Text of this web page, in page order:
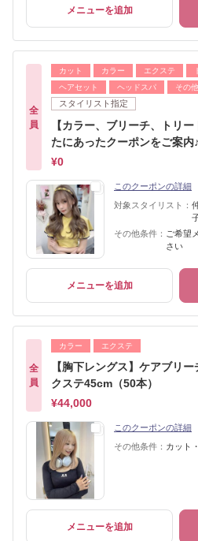
メニューを追加
全
員
カット カラー エクステ
ヘアセット
ヘッドスパ その他
スタイリスト指定
【カラー、ブリーチ、トリ
たにあったクーポンをご案内♪
¥0
このクーポンの詳細
対象スタイリスト：
その他条件： ご希望
さい
メニューを追加
全
員
カラー エクステ
【胸下レングス】ケアブリ
クステ45cm（50本）
¥44,000
このクーポンの詳細
その他条件： カット
メニューを追加